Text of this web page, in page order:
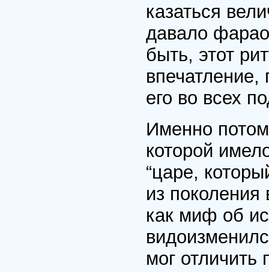
казаться
давало
быть, этот
впечатление,
его во всех
Именно
которой
“царе,
из
как миф об
мог